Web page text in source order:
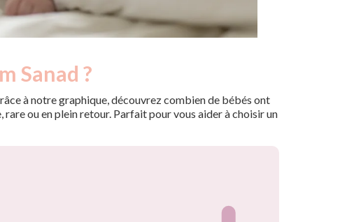
Sanad ?
à notre graphique, découvrez combien de bébés ont
ou en plein retour. Parfait pour vous aider à choisir un